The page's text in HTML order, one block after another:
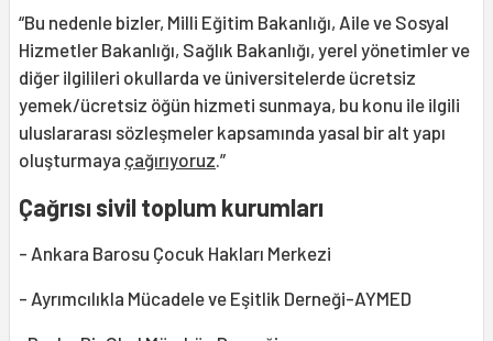
“Bu nedenle bizler, Milli Eğitim Bakanlığı, Aile ve Sosyal
Hizmetler Bakanlığı, Sağlık Bakanlığı, yerel yönetimler ve
diğer ilgilileri okullarda ve üniversitelerde ücretsiz
yemek/ücretsiz öğün hizmeti sunmaya, bu konu ile ilgili
uluslararası sözleşmeler kapsamında yasal bir alt yapı
oluşturmaya çağırıyoruz.”
Çağrısı sivil toplum kurumları
- Ankara Barosu Çocuk Hakları Merkezi
- Ayrımcılıkla Mücadele ve Eşitlik Derneği-AYMED